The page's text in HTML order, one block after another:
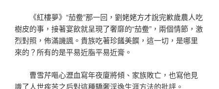
《紅樓夢》“茄鲞”那一回，劉姥姥方才說完歉歲農人吃
樹皮的事，接著宴飲就呈現了奢靡的“茄鲞”，兩個情節，激
烈對照，佈滿譏諷。貴族吃著珍饈美饌，這一切，是哪里
來的？所有的是平易近脂平易近膏。
曹雪芹嘔心瀝血寫年夜廈將傾、家族敗亡，也寫他見
識了人世疾苦之后對這種驕奢淫逸生涯方法的批評。